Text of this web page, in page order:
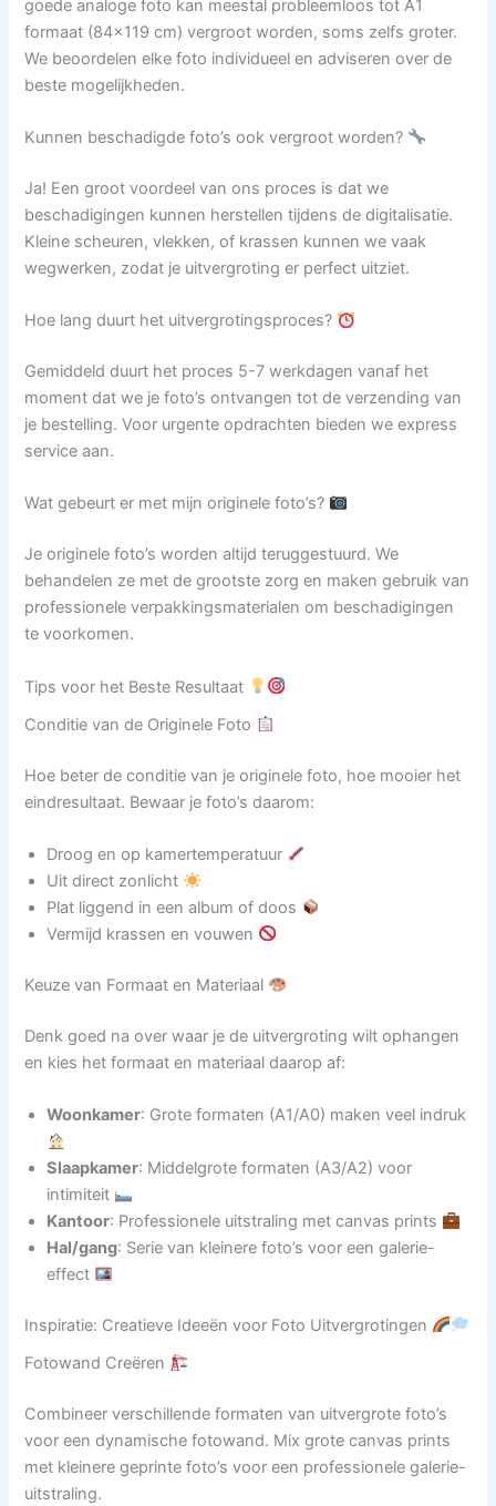
goede analoge foto kan meestal probleemloos tot A1
formaat (84×119 cm) vergroot worden, soms zelfs groter.
We beoordelen elke foto individueel en adviseren over de
beste mogelijkheden.
Kunnen beschadigde foto’s ook vergroot worden?
Ja! Een groot voordeel van ons proces is dat we
beschadigingen kunnen herstellen tijdens de digitalisatie.
Kleine scheuren, vlekken, of krassen kunnen we vaak
wegwerken, zodat je uitvergroting er perfect uitziet.
Hoe lang duurt het uitvergrotingsproces?
Gemiddeld duurt het proces 5-7 werkdagen vanaf het
moment dat we je foto’s ontvangen tot de verzending van
je bestelling. Voor urgente opdrachten bieden we express
service aan.
Wat gebeurt er met mijn originele foto’s?
Je originele foto’s worden altijd teruggestuurd. We
behandelen ze met de grootste zorg en maken gebruik van
professionele verpakkingsmaterialen om beschadigingen
te voorkomen.
Tips voor het Beste Resultaat
Conditie van de Originele Foto
Hoe beter de conditie van je originele foto, hoe mooier het
eindresultaat. Bewaar je foto’s daarom:
Droog en op kamertemperatuur
Uit direct zonlicht
Plat liggend in een album of doos
Vermijd krassen en vouwen
Keuze van Formaat en Materiaal
Denk goed na over waar je de uitvergroting wilt ophangen
en kies het formaat en materiaal daarop af:
Woonkamer: Grote formaten (A1/A0) maken veel indruk
Slaapkamer: Middelgrote formaten (A3/A2) voor
intimiteit
Kantoor: Professionele uitstraling met canvas prints
Hal/gang: Serie van kleinere foto’s voor een galerie-
effect
Inspiratie: Creatieve Ideeën voor Foto Uitvergrotingen
Fotowand Creëren
Combineer verschillende formaten van uitvergrote foto’s
voor een dynamische fotowand. Mix grote canvas prints
met kleinere geprinte foto’s voor een professionele galerie-
uitstraling.